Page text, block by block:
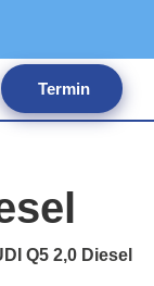
Termin
Q5 2,0 Diesel